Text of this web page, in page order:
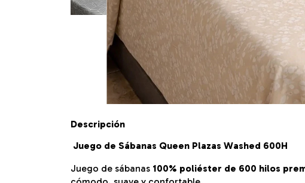
Descripción
Juego de Sábanas Queen Plazas Washed 600H
Juego de sábanas 100% poliéster de 600 hilos